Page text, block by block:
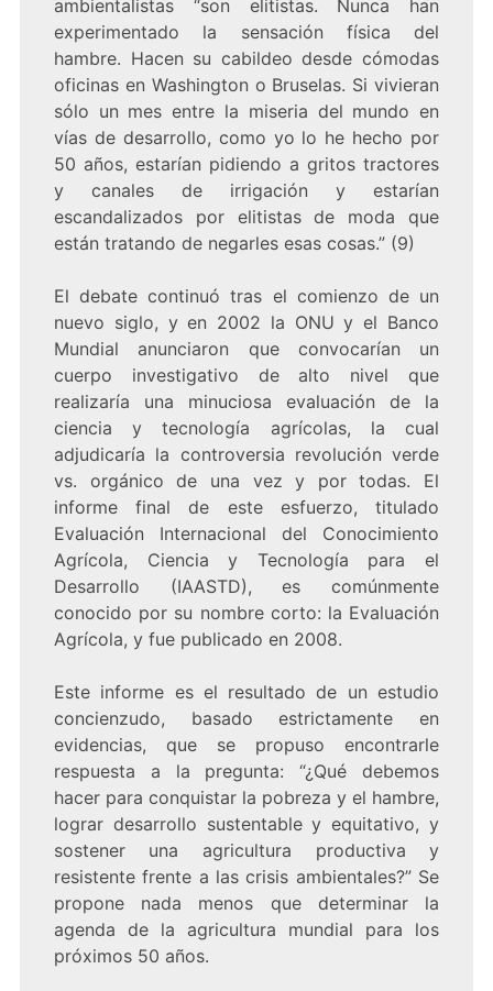
ambientalistas “son elitistas. Nunca han
experimentado la sensación física del
hambre. Hacen su cabildeo desde cómodas
oficinas en Washington o Bruselas. Si vivieran
sólo un mes entre la miseria del mundo en
vías de desarrollo, como yo lo he hecho por
50 años, estarían pidiendo a gritos tractores
y canales de irrigación y estarían
escandalizados por elitistas de moda que
están tratando de negarles esas cosas.” (9)
El debate continuó tras el comienzo de un
nuevo siglo, y en 2002 la ONU y el Banco
Mundial anunciaron que convocarían un
cuerpo investigativo de alto nivel que
realizaría una minuciosa evaluación de la
ciencia y tecnología agrícolas, la cual
adjudicaría la controversia revolución verde
vs. orgánico de una vez y por todas. El
informe final de este esfuerzo, titulado
Evaluación Internacional del Conocimiento
Agrícola, Ciencia y Tecnología para el
Desarrollo (IAASTD), es comúnmente
conocido por su nombre corto: la Evaluación
Agrícola, y fue publicado en 2008.
Este informe es el resultado de un estudio
concienzudo, basado estrictamente en
evidencias, que se propuso encontrarle
respuesta a la pregunta: “¿Qué debemos
hacer para conquistar la pobreza y el hambre,
lograr desarrollo sustentable y equitativo, y
sostener una agricultura productiva y
resistente frente a las crisis ambientales?” Se
propone nada menos que determinar la
agenda de la agricultura mundial para los
próximos 50 años.